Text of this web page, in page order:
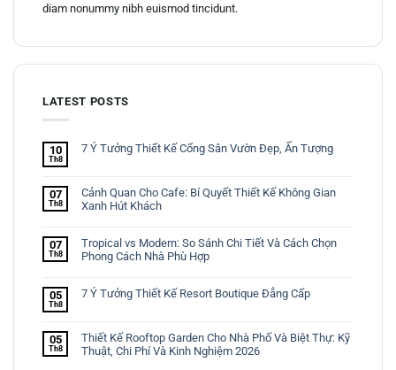
diam nonummy nibh euismod tincidunt.
LATEST POSTS
10
Th8
7 Ý Tưởng Thiết Kế Cổng Sân Vườn Đẹp, Ấn Tượng
07
Th8
Cảnh Quan Cho Cafe: Bí Quyết Thiết Kế Không Gian
Xanh Hút Khách
07
Th8
Tropical vs Modern: So Sánh Chi Tiết Và Cách Chọn
Phong Cách Nhà Phù Hợp
05
Th8
7 Ý Tưởng Thiết Kế Resort Boutique Đẳng Cấp
05
Th8
Thiết Kế Rooftop Garden Cho Nhà Phố Và Biệt Thự: Kỹ
Thuật, Chi Phí Và Kinh Nghiệm 2026